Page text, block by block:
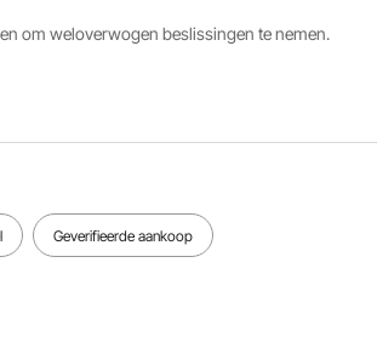
Massage- en
Massage- enGewichtscapaciteit
om weloverwogen beslissingen te nemen.
Geverifieerde aankoop